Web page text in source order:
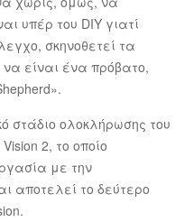
υπέρ του DIY γιατί
σκηνοθετεί τα
να είναι ένα πρόβατο,
στάδιο ολοκλήρωσης του
2, το οποίο
με την
αποτελεί το δεύτερο